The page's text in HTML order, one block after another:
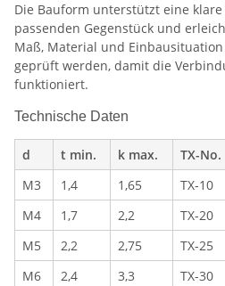
Die Bauform unterstützt eine
passenden Gegenstück und
Maß, Material und
geprüft werden, damit die
funktioniert.
Technische Daten
d t min. k max. TX-No.
M3
1,4 1,65 TX-10
M4
1,7 2,2 TX-20
M5
2,2 2,75 TX-25
M6
2,4 3,3 TX-30